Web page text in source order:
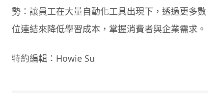
勢：讓員工在大量自動化工具出現下，透過更多數
位連結來降低學習成本，掌握消費者與企業需求。
特約編輯：Howie Su